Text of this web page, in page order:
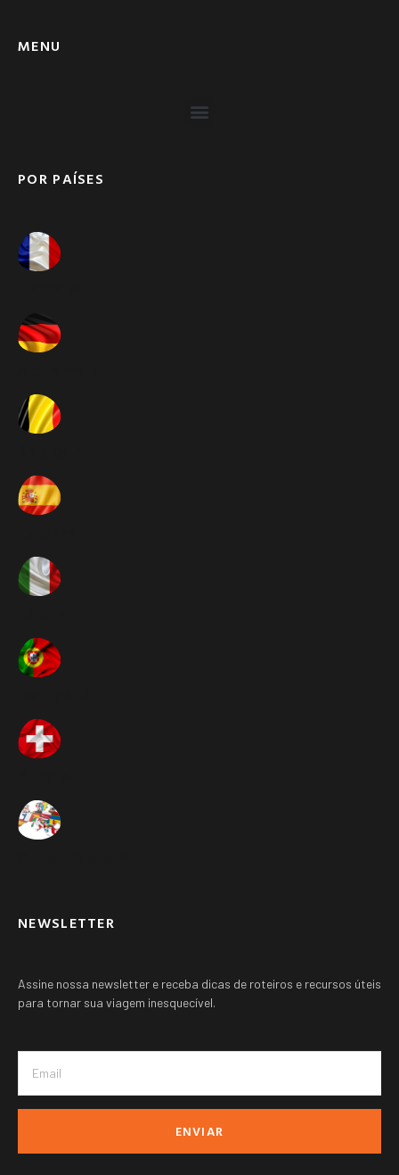
MENU
POR PAÍSES
NEWSLETTER
Assine nossa newsletter e receba dicas de roteiros e recursos úteis
para tornar sua viagem inesquecível.
ENVIAR